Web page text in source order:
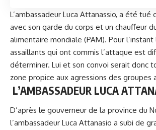
L’ambassadeur Luca Attanassio, a été tué
avec son garde du corps et un chauffeur
alimentaire mondiale (PAM). Pour
assaillants qui ont commis l’attaque est
déterminer. Lui et son convoi serait donc
zone propice aux agressions des groupes
L’AMBASSADEUR LUCA
D’après le gouverneur de la province du
l’ambassadeur Luca Attanasio a subi de